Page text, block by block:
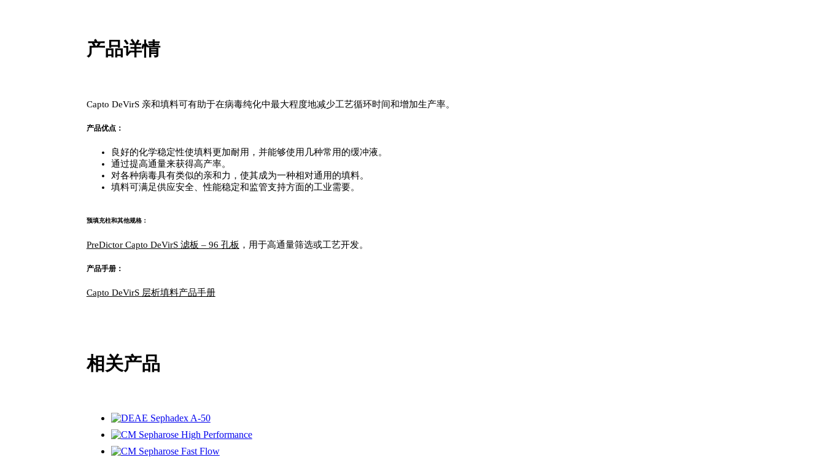
产品详情
Capto DeVirS 亲和填料可有助于在病毒纯化中最大程度地减少工艺循环时间和增加生产率。
产品优点：
良好的化学稳定性使填料更加耐用，并能够使用几种常用的缓冲液。
通过提高通量来获得高产率。
对各种病毒具有类似的亲和力，使其成为一种相对通用的填料。
填料可满足供应安全、性能稳定和监管支持方面的工业需要。
预填充柱和其他规格：
PreDictor Capto DeVirS 滤板 – 96 孔板 ，用于高通量筛选或工艺开发。
产品手册：
Capto DeVirS 层析填料产品手册
相关产品